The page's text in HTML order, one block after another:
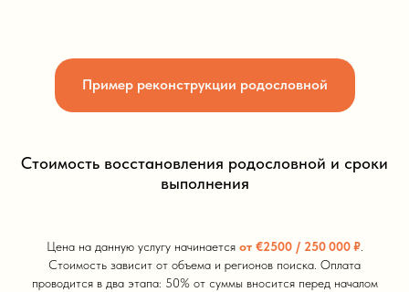
Пример реконструкции родословной
Стоимость восстановления родословной и сроки
выполнения
Цена на данную услугу начинается от €2500 / 250 000 ₽.
Стоимость зависит от объема и регионов поиска. Оплата
проводится в два этапа: 50% от суммы вносится перед началом